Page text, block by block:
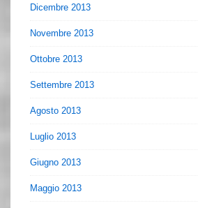
Dicembre 2013
Novembre 2013
Ottobre 2013
Settembre 2013
Agosto 2013
Luglio 2013
Giugno 2013
Maggio 2013